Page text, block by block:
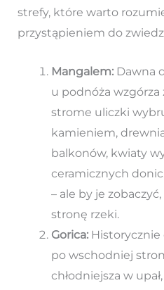
strefy, które warto
przystąpieniem do
Mangalem:Dawna
u podnóża
strome uliczki
kamieniem,
balkonów, kwiaty
ceramicznych
– ale by je
stronę rzeki.
Gorica:Historycznie
po wschodniej
chłodniejsza w